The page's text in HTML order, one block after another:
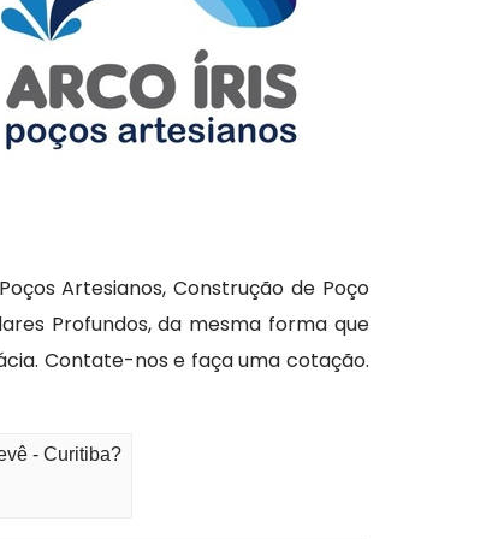
Artesianos, Construção de Poço
Profundos, da mesma forma que
Contate-nos e faça uma cotação.
- Curitiba?